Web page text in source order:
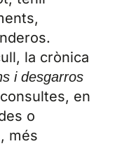
la crònica
i desgarros
en
o
més